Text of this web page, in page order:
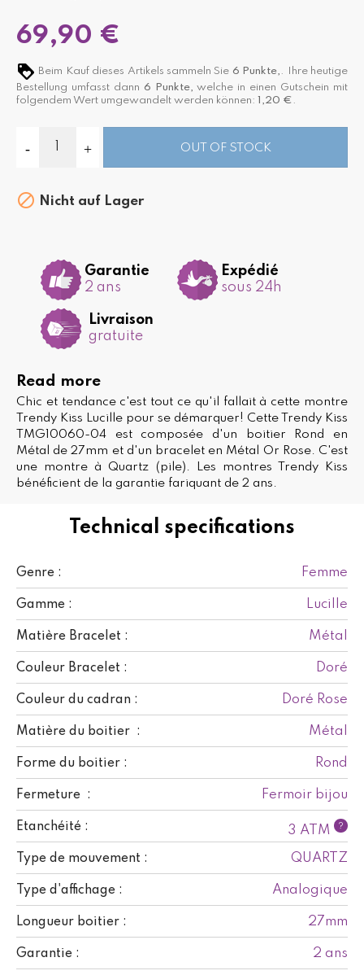
Technical specifications
Genre : Femme
Gamme : Lucille
Matière Bracelet : Métal
Couleur Bracelet : Doré
Couleur du cadran : Doré Rose
Matière du boitier : Métal
Forme du boitier : Rond
Fermeture : Fermoir bijou
Etanchéité : 3 ATM ?
Type de mouvement : QUARTZ
Type d'affichage : Analogique
Longueur boitier : 27mm
Garantie : 2 ans
69,90 €
Beim Kauf dieses Artikels sammeln Sie 6 Punkte, . Ihre heutige
Bestellung umfasst dann 6 Punkte, welche in einen Gutschein mit
folgendem Wert umgewandelt werden können: 1,20 € .
OUT OF STOCK
 Nicht auf Lager
Garantie
2 ans
Expédié
sous 24h
Livraison
gratuite
Read more
Chic et tendance c'est tout ce qu'il fallait à cette montre
Trendy Kiss Lucille pour se démarquer! Cette Trendy Kiss
TMG10060-04 est composée d'un boitier Rond en
Métal de 27mm et d'un bracelet en Métal Or Rose. C'est
une montre à Quartz (pile). Les montres Trendy Kiss
bénéficient de la garantie fariquant de 2 ans.